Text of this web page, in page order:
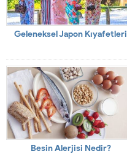
Geleneksel Japon Kıyafetleri
Besin Alerjisi Nedir?